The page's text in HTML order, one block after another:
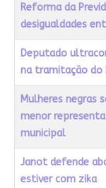
Título Acessos
Reforma da
desigualdades
Deputado
na tramitação do
Mulheres negras
menor
municipal
Janot defende
estiver com zika